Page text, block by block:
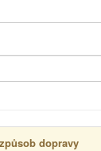
dopravy